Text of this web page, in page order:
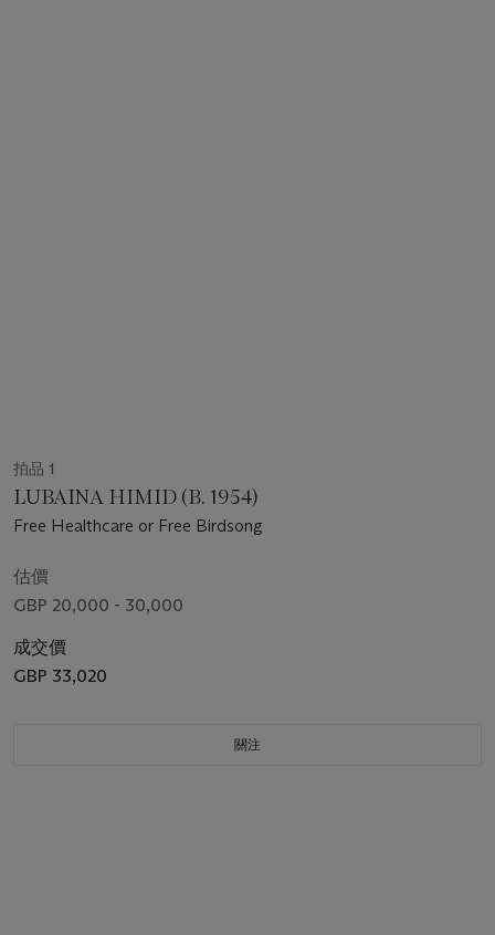
拍品 1
LUBAINA HIMID (B. 1954)
Free Healthcare or Free Birdsong
估價
GBP 20,000 - 30,000
成交價
GBP 33,020
關注